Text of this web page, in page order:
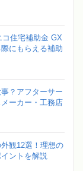
コ住宅補助金 GX
にもらえる補助
？アフターサー
ーカー・工務店
観12選！理想の
ントを解説